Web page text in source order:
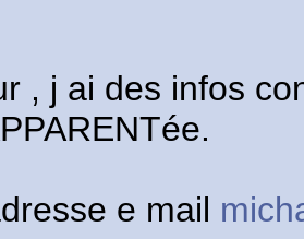
, j ai des infos
e mail